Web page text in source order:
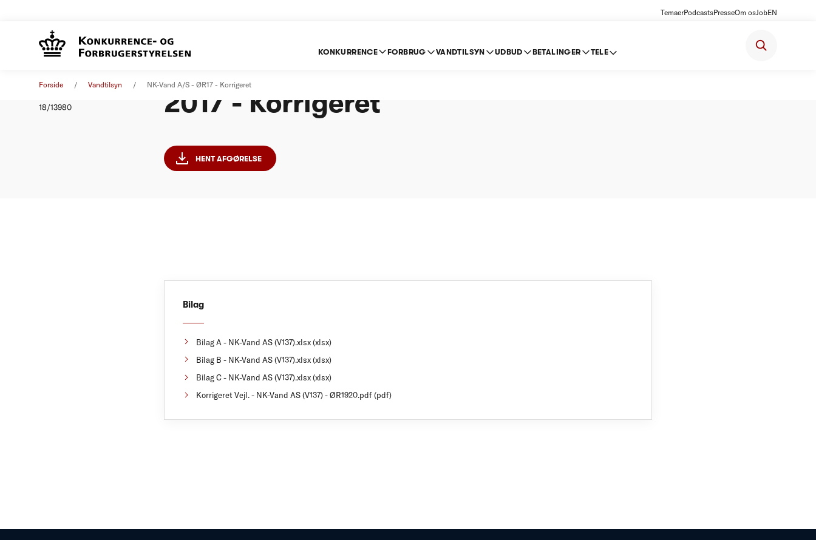
TemaerPodcastsPresseOm osJobEN
KONKURRENCE FORBRUG VANDTILSYN UDBUD BETALINGER TELE
Forside Vandtilsyn NK-Vand A/S - ØR17 - Korrigeret
18/13980
2017 - Korrigeret
HENT AFGØRELSE
Bilag
Bilag A - NK-Vand AS (V137).xlsx (xlsx)
Bilag B - NK-Vand AS (V137).xlsx (xlsx)
Bilag C - NK-Vand AS (V137).xlsx (xlsx)
Korrigeret Vejl. - NK-Vand AS (V137) - ØR1920.pdf (pdf)